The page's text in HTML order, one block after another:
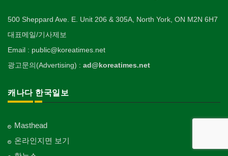
500 Sheppard Ave. E. Unit 206 & 305A, North York, ON M2N 6H7
대표메일/기사제보
Email : public@koreatimes.net
광고문의(Advertising) : ad@koreatimes.net
캐나다 한국일보
Masthead
온라인지면 보기